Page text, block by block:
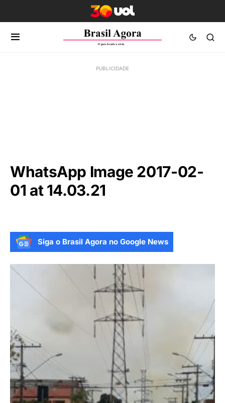
WhatsApp Image 2017-02-
01 at 14.03.21
Siga o Brasil Agora no Google News